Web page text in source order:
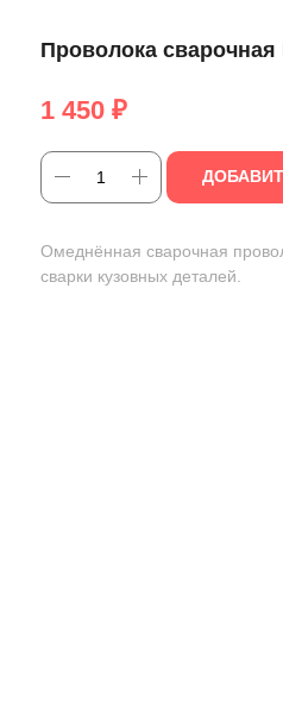
Проволока сварочная
1 450 ₽
Омеднённая сварочная
сварки кузовных деталей.